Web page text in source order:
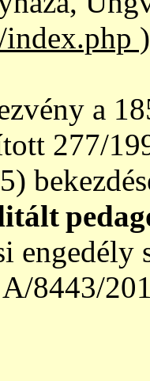
)
a
277/
engedély
A/8443/